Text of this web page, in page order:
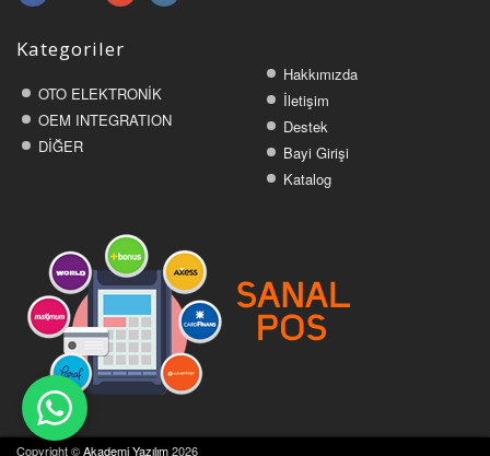
Kategoriler
OTO ELEKTRONİK
OEM INTEGRATION
DİĞER
Hakkımızda
İletişim
Destek
Bayi Girişi
Katalog
Copyright ©Akademi Yazılım2026